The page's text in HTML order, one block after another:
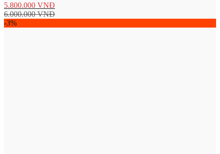
5.800.000 VNĐ
6.000.000VNĐ
-3%